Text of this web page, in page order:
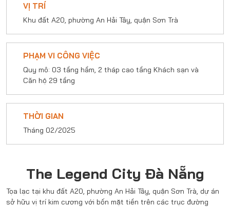
VỊ TRÍ
Khu đất A20, phường An Hải Tây, quận Sơn Trà
PHẠM VI CÔNG VIỆC
Quy mô: 03 tầng hầm, 2 tháp cao tầng Khách sạn và
Căn hộ 29 tầng
THỜI GIAN
Tháng 02/2025
The Legend City Đà Nẵng
Tọa lạc tại khu đất A20, phường An Hải Tây, quận Sơn Trà, dự án
sở hữu vị trí kim cương với bốn mặt tiền trên các trục đường